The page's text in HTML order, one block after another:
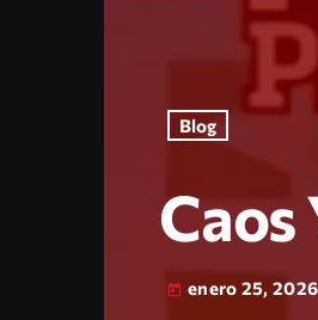
Blog
today enero 25, 2026